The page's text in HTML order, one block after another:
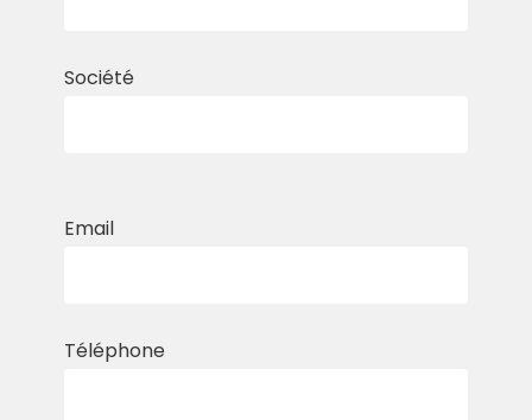
Société
Email
Téléphone